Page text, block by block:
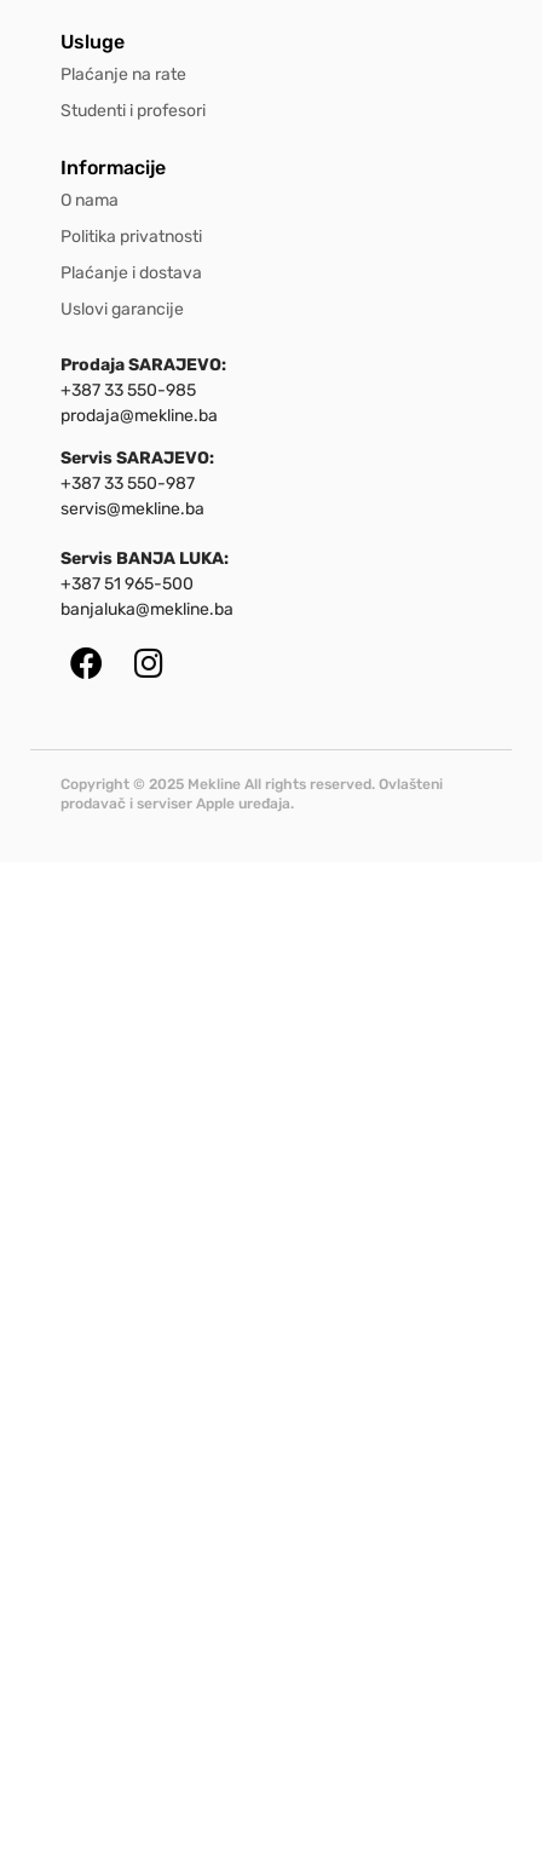
Usluge
Plaćanje na rate
Studenti i profesori
Informacije
O nama
Politika privatnosti
Plaćanje i dostava
Uslovi garancije
Prodaja SARAJEVO:
+387 33 550-985
prodaja@mekline.ba
Servis SARAJEVO:
+387 33 550-987
servis@mekline.ba
Servis BANJA LUKA:
+387 51 965-500
banjaluka@mekline.ba
Copyright © 2025 Mekline All rights reserved. Ovlašteni
prodavač i serviser Apple uređaja.